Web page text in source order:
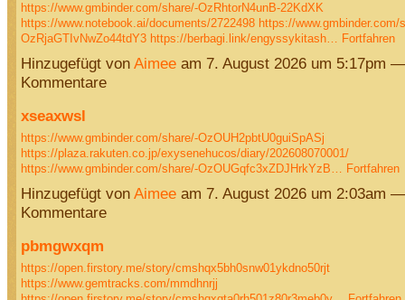
https://www.gmbinder.com/share/-OzRhtorN4unB-22KdXK
https://www.notebook.ai/documents/2722498 https://www.gmbinder.com/
OzRjaGTIvNwZo44tdY3 https://berbagi.link/engyssykitash… Fortfahren
Hinzugefügt von Aimeeam 7. August 2026 um 5:17pm
Kommentare
xseaxwsl
https://www.gmbinder.com/share/-OzOUH2pbtU0guiSpASj
https://plaza.rakuten.co.jp/exysenehucos/diary/202608070001/
https://www.gmbinder.com/share/-OzOUGqfc3xZDJHrkYzB… Fortfahren
Hinzugefügt von Aimeeam 7. August 2026 um 2:03am
Kommentare
pbmgwxqm
https://open.firstory.me/story/cmshqx5bh0snw01ykdno50rjt
https://www.gemtracks.com/mmdhnrjj